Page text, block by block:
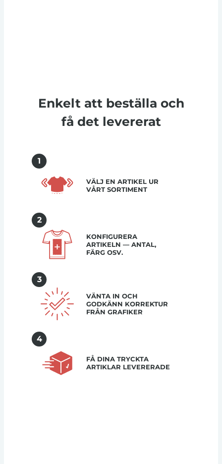
Enkelt att beställa och
få det levererat
1
VÄLJ EN ARTIKEL UR
VÅRT SORTIMENT
2
KONFIGURERA
ARTIKELN — ANTAL,
FÄRG OSV.
3
VÄNTA IN OCH
GODKÄNN KORREKTUR
FRÅN GRAFIKER
4
FÅ DINA TRYCKTA
ARTIKLAR LEVERERADE